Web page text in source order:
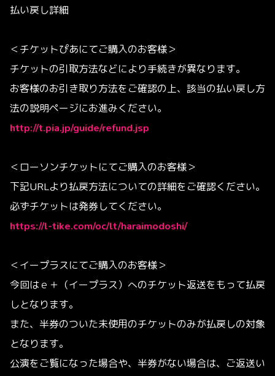
払い戻し詳細
＜チケットぴあにてご購入のお客様＞
チケットの引取方法などにより手続きが異なります。
お客様のお引き取り方法をご確認の上、該当の払い戻し方
法の説明ページにお進みください。
http://t.pia.jp/guide/refund.jsp
＜ローソンチケットにてご購入のお客様＞
下記URLより払戻方法についての詳細をご確認ください。
必ずチケットは発券してください。
https://l-tike.com/oc/lt/haraimodoshi/
＜イープラスにてご購入のお客様＞
今回はｅ＋（イープラス）へのチケット返送をもって払戻
しとなります。
また、半券のついた未使用のチケットのみが払戻しの対象
となります。
公演をご覧になった場合や、半券がない場合は、ご返送い